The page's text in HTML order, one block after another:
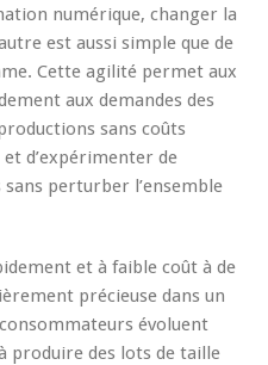
numérique, changer la
est aussi simple que de
Cette agilité permet aux
aux demandes des
sans coûts
d’expérimenter de
perturber l’ensemble
et à faible coût à de
précieuse dans un
évoluent
produire des lots de taille